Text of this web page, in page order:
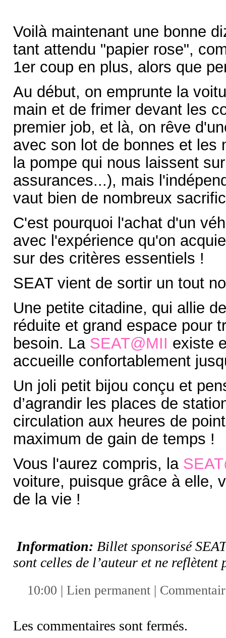
Voilà maintenant une bonne
tant attendu "papier rose",
1er coup en plus, alors que
Au début, on emprunte la
main et de frimer devant les
premier job, et là, on rêve
avec son lot de bonnes et les
la pompe qui nous laissent
assurances...), mais
vaut bien de nombreux
C'est pourquoi l'achat d'un
avec l'expérience qu'on
sur des critères essentiels !
SEAT vient de sortir un tout
Une petite citadine, qui allie
réduite et grand espace pour
besoin. La SEAT@MII existe
accueille confortablement
Un joli petit bijou conçu et
d’agrandir les places de
circulation aux heures de
maximum de gain de temps !
Vous l'aurez compris, la
voiture, puisque grâce à elle,
de la vie !
Information: Billet sponsorisé
sont celles de l’auteur et ne
10:00 | Lien permanent |
Les commentaires sont fermés.